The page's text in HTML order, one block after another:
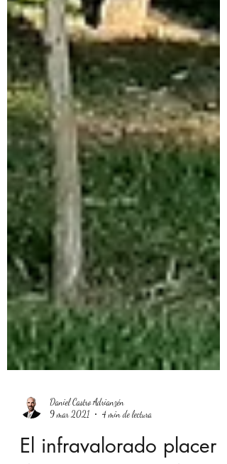
Daniel Castro Adrianzén
9 mar 2021
4 min de lectura